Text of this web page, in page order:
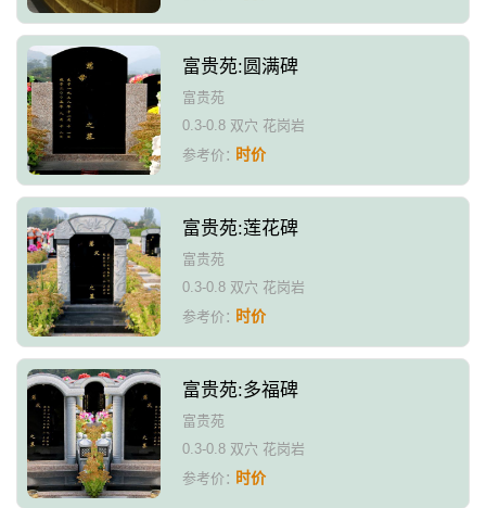
富贵苑:圆满碑
富贵苑
0.3-0.8 双穴 花岗岩
参考价：时价
富贵苑:莲花碑
富贵苑
0.3-0.8 双穴 花岗岩
参考价：时价
富贵苑:多福碑
富贵苑
0.3-0.8 双穴 花岗岩
参考价：时价